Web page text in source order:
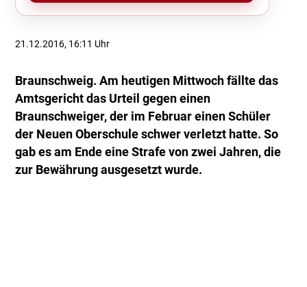
21.12.2016, 16:11 Uhr
Braunschweig. Am heutigen Mittwoch fällte das
Amtsgericht das Urteil gegen einen
Braunschweiger, der im Februar einen Schüler
der Neuen Oberschule schwer verletzt hatte. So
gab es am Ende eine Strafe von zwei Jahren, die
zur Bewährung ausgesetzt wurde.